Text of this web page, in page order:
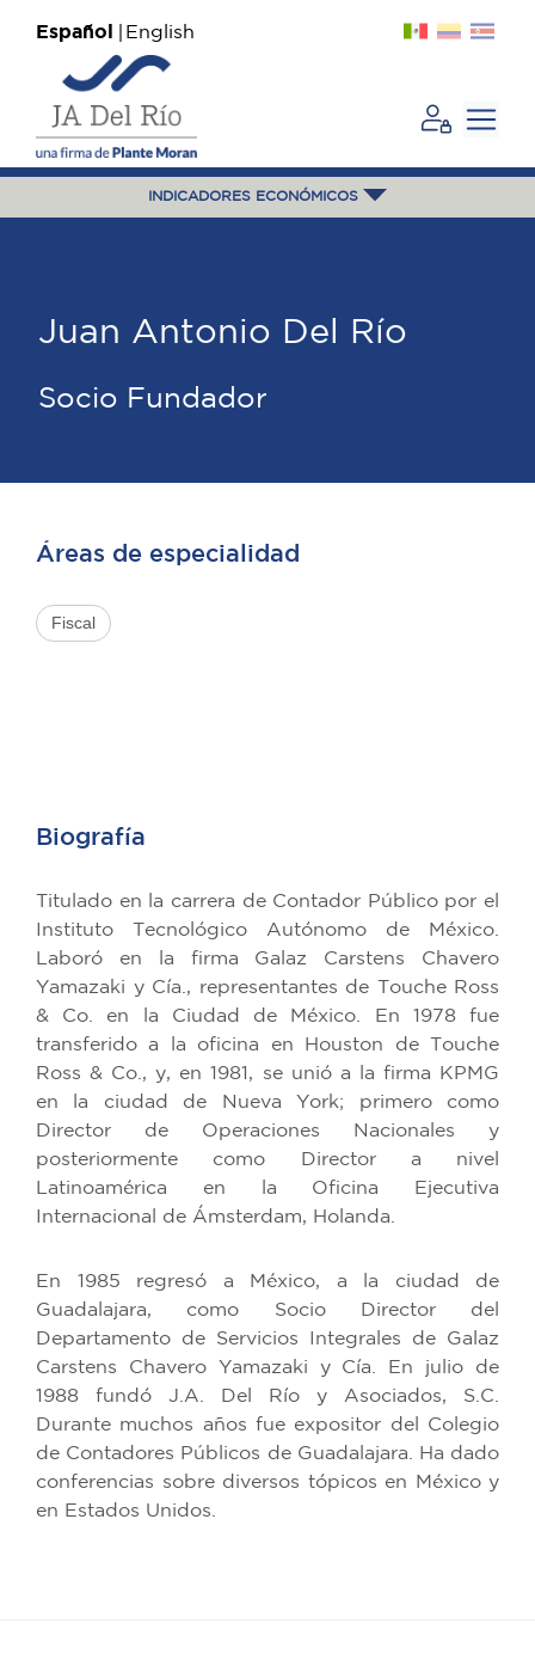
Español English
INDICADORES ECONÓMICOS
Juan Antonio Del Río
Socio Fundador
Áreas de especialidad
Fiscal
Biografía
Titulado en la carrera de Contador Público por el
Instituto Tecnológico Autónomo de México.
Laboró en la firma Galaz Carstens Chavero
Yamazaki y Cía., representantes de Touche Ross
& Co. en la Ciudad de México. En 1978 fue
transferido a la oficina en Houston de Touche
Ross & Co., y, en 1981, se unió a la firma KPMG
en la ciudad de Nueva York; primero como
Director de Operaciones Nacionales y
posteriormente como Director a nivel
Latinoamérica en la Oficina Ejecutiva
Internacional de Ámsterdam, Holanda.
En 1985 regresó a México, a la ciudad de
Guadalajara, como Socio Director del
Departamento de Servicios Integrales de Galaz
Carstens Chavero Yamazaki y Cía. En julio de
1988 fundó J.A. Del Río y Asociados, S.C.
Durante muchos años fue expositor del Colegio
de Contadores Públicos de Guadalajara. Ha dado
conferencias sobre diversos tópicos en México y
en Estados Unidos.